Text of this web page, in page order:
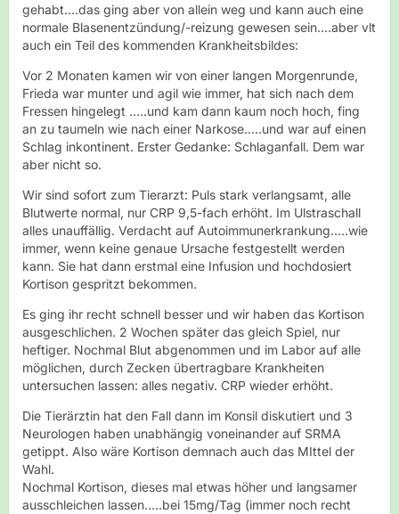
gehabt....das ging aber von allein weg und kann auch eine
normale Blasenentzündung/-reizung gewesen sein....aber vlt
auch ein Teil des kommenden Krankheitsbildes:
Vor 2 Monaten kamen wir von einer langen Morgenrunde,
Frieda war munter und agil wie immer, hat sich nach dem
Fressen hingelegt .....und kam dann kaum noch hoch, fing
an zu taumeln wie nach einer Narkose.....und war auf einen
Schlag inkontinent. Erster Gedanke: Schlaganfall. Dem war
aber nicht so.
Wir sind sofort zum Tierarzt: Puls stark verlangsamt, alle
Blutwerte normal, nur CRP 9,5-fach erhöht. Im Ulstraschall
alles unauffällig. Verdacht auf Autoimmunerkrankung.....wie
immer, wenn keine genaue Ursache festgestellt werden
kann. Sie hat dann erstmal eine Infusion und hochdosiert
Kortison gespritzt bekommen.
Es ging ihr recht schnell besser und wir haben das Kortison
ausgeschlichen. 2 Wochen später das gleich Spiel, nur
heftiger. Nochmal Blut abgenommen und im Labor auf alle
möglichen, durch Zecken übertragbare Krankheiten
untersuchen lassen: alles negativ. CRP wieder erhöht.
Die Tierärztin hat den Fall dann im Konsil diskutiert und 3
Neurologen haben unabhängig voneinander auf SRMA
getippt. Also wäre Kortison demnach auch das MIttel der
Wahl.
Nochmal Kortison, dieses mal etwas höher und langsamer
ausschleichen lassen.....bei 15mg/Tag (immer noch recht